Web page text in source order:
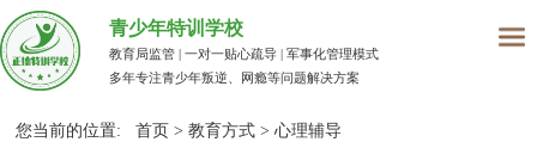
青少年特训学校
教育局监管 | 一对一贴心疏导 | 军事化管理模式
多年专注青少年叛逆、网瘾等问题解决方案
您当前的位置:首页 >教育方式 >心理辅导